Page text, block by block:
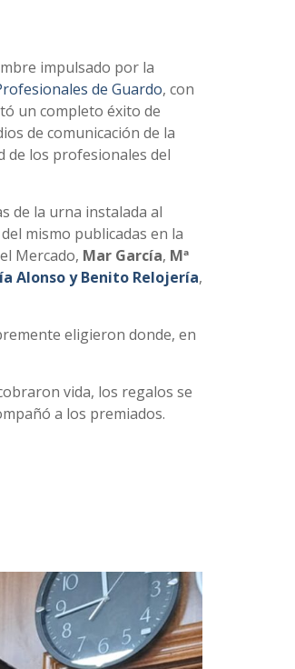
impulsado por la
de Guardo, con
un completo éxito de
de comunicación de la
de los profesionales del
de la urna instalada al
mismo publicadas en la
Mercado, Mar García, Mª
Alonso y Benito Relojería,
eligieron donde, en
vida, los regalos se
a los premiados.